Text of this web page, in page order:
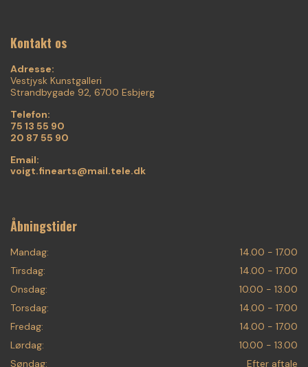
Kontakt os
Adresse:
Vestjysk Kunstgalleri
Strandbygade 92, 6700 Esbjerg
Telefon:
75 13 55 90
20 87 55 90
Email:
voigt.finearts@mail.tele.dk
Åbningstider
Mandag:
14.00 - 17.00
Tirsdag:
14.00 - 17.00
Onsdag:
10.00 - 13.00
Torsdag:
14.00 - 17.00
Fredag:
14.00 - 17.00
Lørdag:
10.00 - 13.00
Søndag:
Efter aftale